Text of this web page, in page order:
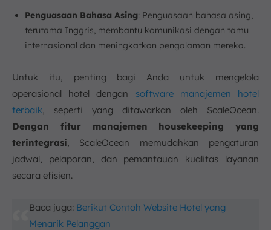
Penguasaan Bahasa Asing: Penguasaan bahasa asing,
terutama Inggris, membantu komunikasi dengan tamu
internasional dan meningkatkan pengalaman mereka.
Untuk itu, penting bagi Anda untuk mengelola
operasional hotel dengan software manajemen hotel
terbaik , seperti yang ditawarkan oleh ScaleOcean.
Dengan fitur manajemen housekeeping yang
terintegrasi , ScaleOcean memudahkan pengaturan
jadwal, pelaporan, dan pemantauan kualitas layanan
secara efisien.
Baca juga: Berikut Contoh Website Hotel yang
Menarik Pelanggan